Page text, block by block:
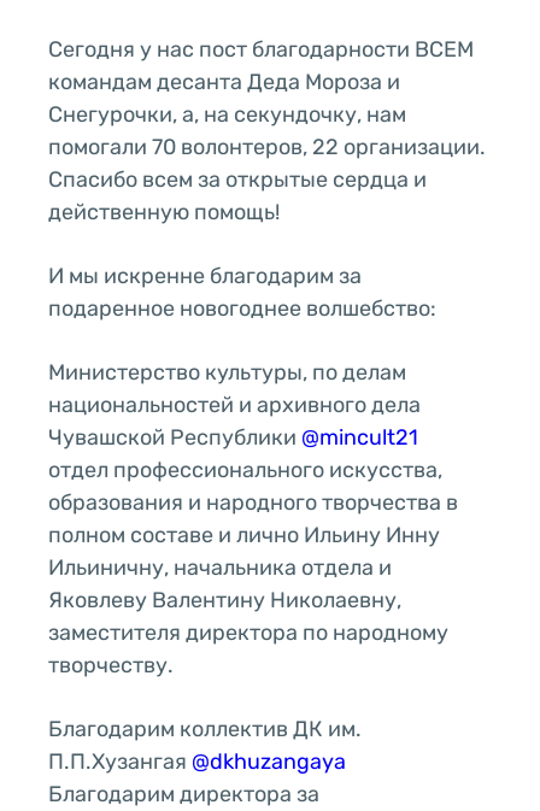
Сегодня у нас пост благодарности ВСЕМ
командам десанта Деда Мороза и
Снегурочки, а, на секундочку, нам
помогали 70 волонтеров, 22 организации.
Спасибо всем за открытые сердца и
действенную помощь!
И мы искренне благодарим за
подаренное новогоднее волшебство:
Министерство культуры, по делам
национальностей и архивного дела
Чувашской Республики @mincult21
отдел профессионального искусства,
образования и народного творчества в
полном составе и лично Ильину Инну
Ильиничну, начальника отдела и
Яковлеву Валентину Николаевну,
заместителя директора по народному
творчеству.
Благодарим коллектив ДК им.
П.П.Хузангая @dkhuzangaya
Благодарим директора за